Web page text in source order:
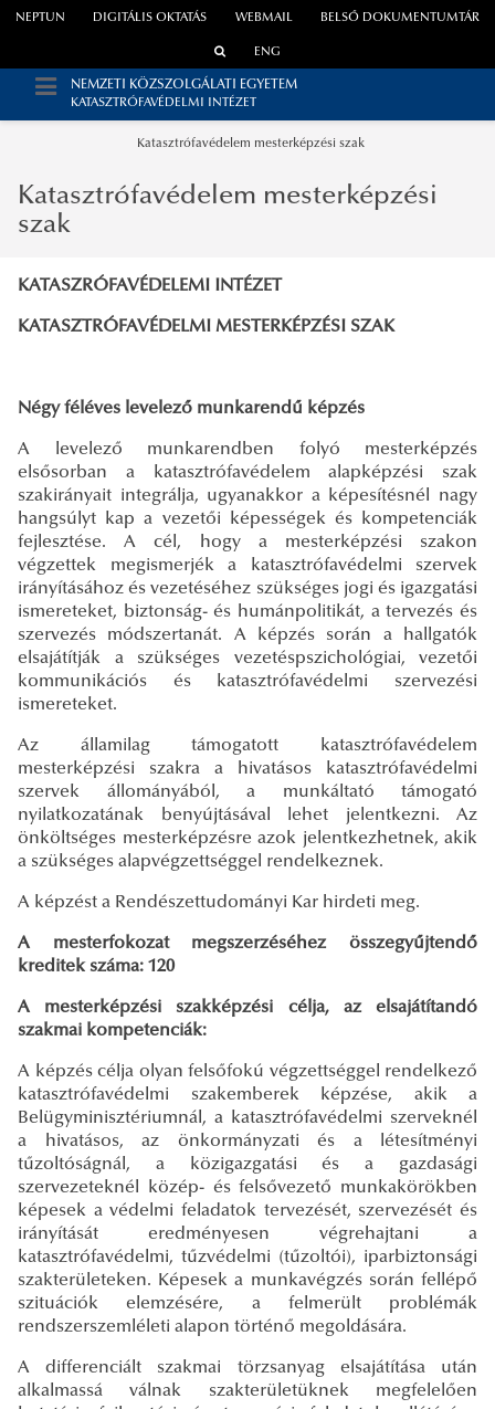
WEBMAIL
NEPTUN DIGITÁLIS OKTATÁS BELSŐ DOKUMENTUMTÁR
ENG
NEMZETI KÖZSZOLGÁLATI EGYETEM
KATASZTRÓFAVÉDELMI INTÉZET
Katasztrófavédelem mesterképzési szak
Katasztrófavédelem mesterképzési
szak
KATASZRÓFAVÉDELEMI INTÉZET
KATASZTRÓFAVÉDELMI MESTERKÉPZÉSI SZAK
Négy féléves levelező munkarendű képzés
A levelező munkarendben folyó mesterképzés
elsősorban a katasztrófavédelem alapképzési szak
szakirányait integrálja, ugyanakkor a képesítésnél nagy
hangsúlyt kap a vezetői képességek és kompetenciák
fejlesztése. A cél, hogy a mesterképzési szakon
végzettek megismerjék a katasztrófavédelmi szervek
irányításához és vezetéséhez szükséges jogi és igazgatási
ismereteket, biztonság- és humánpolitikát, a tervezés és
szervezés módszertanát. A képzés során a hallgatók
elsajátítják a szükséges vezetéspszichológiai, vezetői
kommunikációs és katasztrófavédelmi szervezési
ismereteket.
Az államilag támogatott katasztrófavédelem
mesterképzési szakra a hivatásos katasztrófavédelmi
szervek állományából, a munkáltató támogató
nyilatkozatának benyújtásával lehet jelentkezni. Az
önköltséges mesterképzésre azok jelentkezhetnek, akik
a szükséges alapvégzettséggel rendelkeznek.
A képzést a Rendészettudományi Kar hirdeti meg.
A mesterfokozat megszerzéséhez összegyűjtendő
kreditek száma: 120
A mesterképzési szakképzési célja, az elsajátítandó
szakmai kompetenciák:
A képzés célja olyan felsőfokú végzettséggel rendelkező
katasztrófavédelmi szakemberek képzése, akik a
Belügyminisztériumnál, a katasztrófavédelmi szerveknél
a hivatásos, az önkormányzati és a létesítményi
tűzoltóságnál, a közigazgatási és a gazdasági
szervezeteknél közép- és felsővezető munkakörökben
képesek a védelmi feladatok tervezését, szervezését és
irányítását eredményesen végrehajtani a
katasztrófavédelmi, tűzvédelmi (tűzoltói), iparbiztonsági
szakterületeken. Képesek a munkavégzés során fellépő
szituációk elemzésére, a felmerült problémák
rendszerszemléleti alapon történő megoldására.
A differenciált szakmai törzsanyag elsajátítása után
alkalmassá válnak szakterületüknek megfelelően